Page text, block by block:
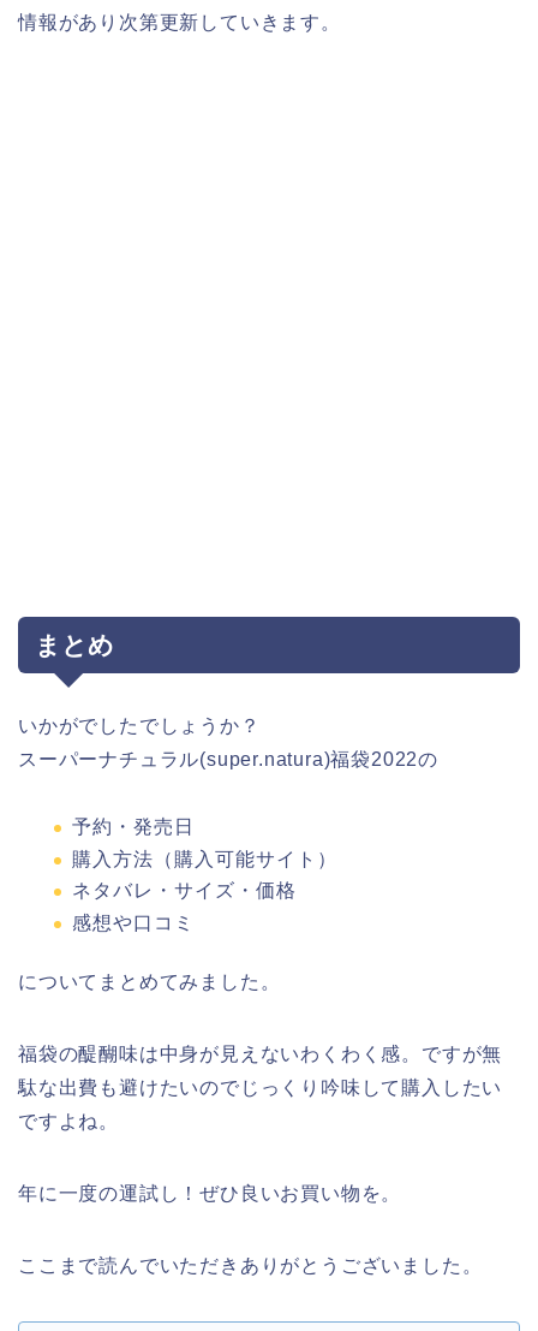
情報があり次第更新していきます。
まとめ
いかがでしたでしょうか？
スーパーナチュラル(super.natura)福袋2022の
予約・発売日
購入方法（購入可能サイト）
ネタバレ・サイズ・価格
感想や口コミ
についてまとめてみました。
福袋の醍醐味は中身が見えないわくわく感。ですが無
駄な出費も避けたいのでじっくり吟味して購入したい
ですよね。
年に一度の運試し！ぜひ良いお買い物を。
ここまで読んでいただきありがとうございました。